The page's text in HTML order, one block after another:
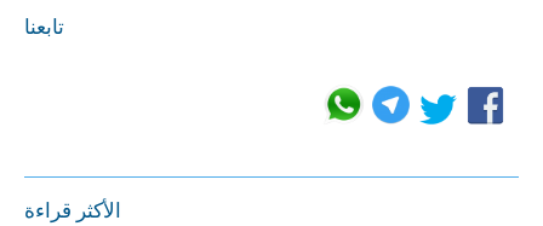
تابعنا
الأكثر قراءة